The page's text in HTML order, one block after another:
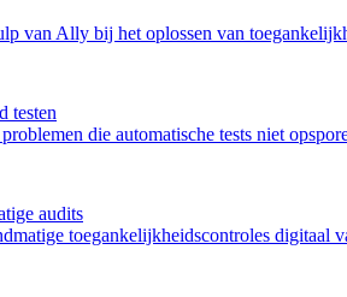
van Ally bij het oplossen van
testen
die automatische tests niet
audits
toegankelijkheidscontroles digitaal